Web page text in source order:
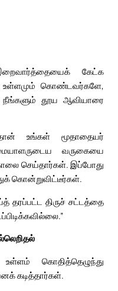
கேட்க
உள்ளமும் கொண்டவர்களே,
தூய ஆவியாரை
உங்கள் மூதாதையர்
வருகையை
செய்தார்கள். இப்போது
கொன்றுவிட்டீர்கள்.
தரப்பட்ட திருச் சட்டத்தை
கொதித்தெழுந்து
கடித்தார்கள்.